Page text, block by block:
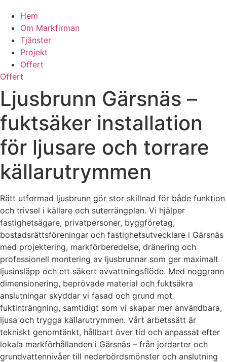
Hem
Om Markfirman
Tjänster
Projekt
Offert
Offert
Ljusbrunn Gärsnäs –
fuktsäker installation
för ljusare och torrare
källarutrymmen
Rätt utformad ljusbrunn gör stor skillnad för både funktion
och trivsel i källare och suterrängplan. Vi hjälper
fastighetsägare, privatpersoner, byggföretag,
bostadsrättsföreningar och fastighetsutvecklare i Gärsnäs
med projektering, markförberedelse, dränering och
professionell montering av ljusbrunnar som ger maximalt
ljusinsläpp och ett säkert avvattningsflöde. Med noggrann
dimensionering, beprövade material och fuktsäkra
anslutningar skyddar vi fasad och grund mot
fuktinträngning, samtidigt som vi skapar mer användbara,
ljusa och trygga källarutrymmen. Vårt arbetssätt är
tekniskt genomtänkt, hållbart över tid och anpassat efter
lokala markförhållanden i Gärsnäs – från jordarter och
grundvattennivåer till nederbördsmönster och anslutning